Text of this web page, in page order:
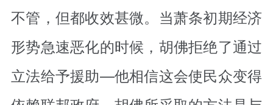
不管，但都收效甚微。当萧条初期经济
形势急速恶化的时候，胡佛拒绝了通过
立法给予援助—他相信这会使民众变得